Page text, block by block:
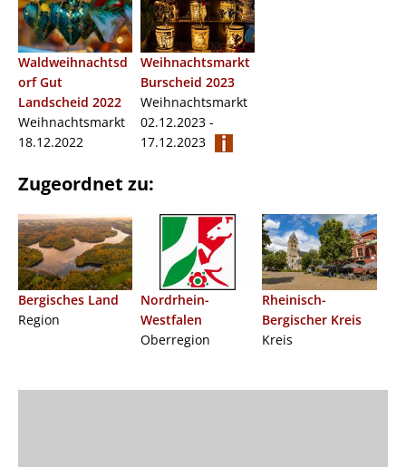
Waldweihnachtsd
orf Gut
Landscheid 2022
Weihnachtsmarkt
18.12.2022
Weihnachtsmarkt
Burscheid 2023
Weihnachtsmarkt
02.12.2023 -
17.12.2023
Zugeordnet zu:
Bergisches Land
Region
Nordrhein-
Westfalen
Oberregion
Rheinisch-
Bergischer Kreis
Kreis